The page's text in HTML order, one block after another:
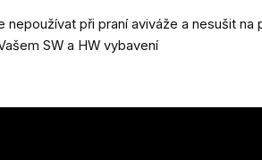
při praní aviváže a nesušit
SW a HW vybavení